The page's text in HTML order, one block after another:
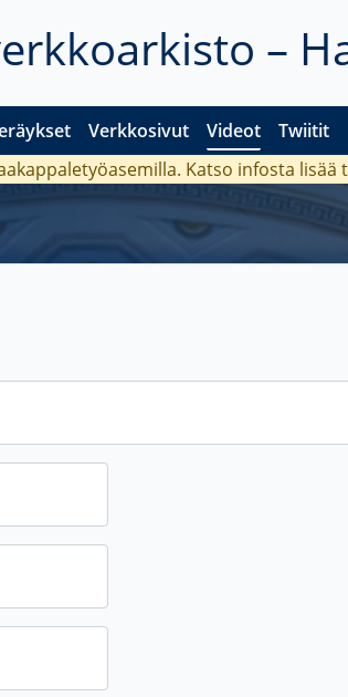
–
Verkkosivut Videot Twiitit
Katso infosta lisää